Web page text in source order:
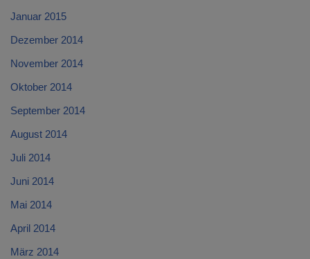
Januar 2015
Dezember 2014
November 2014
Oktober 2014
September 2014
August 2014
Juli 2014
Juni 2014
Mai 2014
April 2014
März 2014